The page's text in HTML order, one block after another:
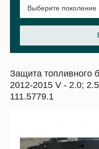
Защита топливного
2012-2015 V - 2.0;
111.5779.1